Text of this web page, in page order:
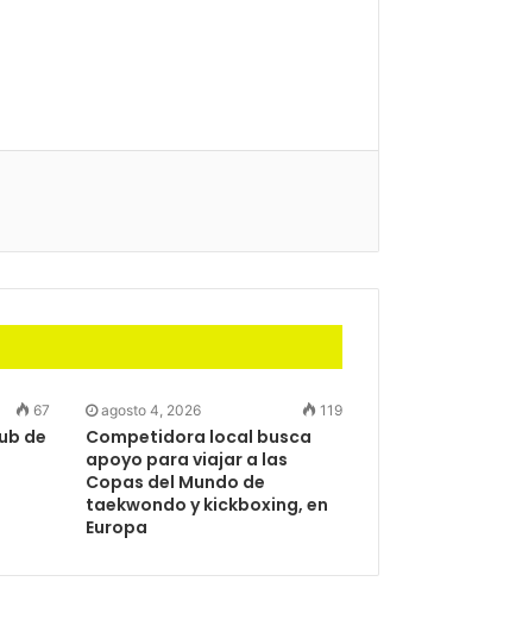
67
de
agosto 4, 2026 119
Competidora local busca
apoyo para viajar a las
Copas del Mundo de
taekwondo y kickboxing, en
Europa